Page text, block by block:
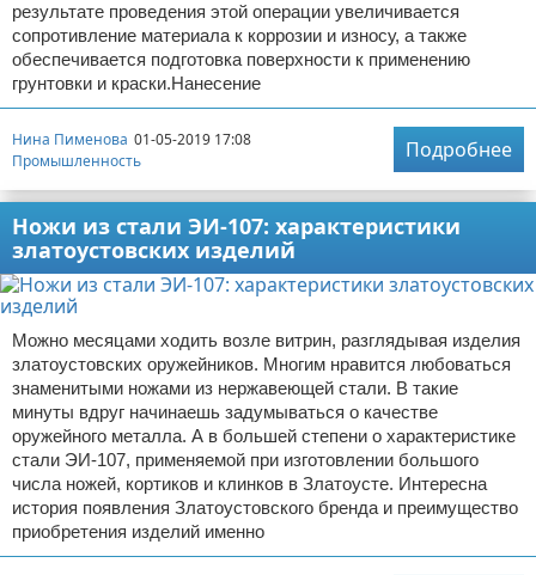
результате проведения этой операции увеличивается
сопротивление материала к коррозии и износу, а также
обеспечивается подготовка поверхности к применению
грунтовки и краски.Нанесение
Нина Пименова 01-05-2019 17:08
Промышленность
Подробнее
Ножи из стали ЭИ-107: характеристики
златоустовских изделий
Можно месяцами ходить возле витрин, разглядывая изделия
златоустовских оружейников. Многим нравится любоваться
знаменитыми ножами из нержавеющей стали. В такие
минуты вдруг начинаешь задумываться о качестве
оружейного металла. А в большей степени о характеристике
стали ЭИ-107, применяемой при изготовлении большого
числа ножей, кортиков и клинков в Златоусте. Интересна
история появления Златоустовского бренда и преимущество
приобретения изделий именно